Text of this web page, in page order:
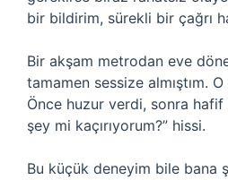
bir bildirim, sürekli bir çağrı
Bir akşam metrodan eve
tamamen sessize almıştım.
Önce huzur verdi, sonra
şey mi kaçırıyorum?” hissi.
Bu küçük deneyim bile bana